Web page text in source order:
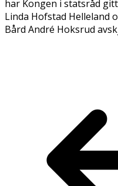
har Kongen i statsråd
Linda Hofstad Helleland
Bård André Hoksrud